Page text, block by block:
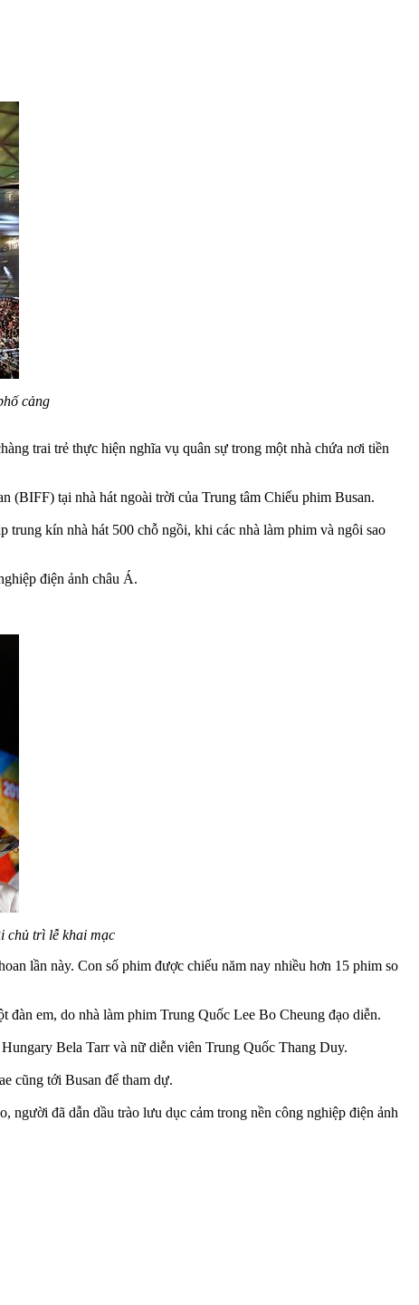
cảng
trai trẻ thực hiện nghĩa vụ quân sự trong một nhà chứa nơi tiền
(BIFF) tại nhà hát ngoài trời của Trung tâm Chiếu phim Busan.
trung kín nhà hát 500 chỗ ngồi, khi các nhà làm phim và ngôi sao
điện ảnh châu Á.
chủ trì lễ khai mạc
lần này. Con số phim được chiếu năm nay nhiều hơn 15 phim so
em, do nhà làm phim Trung Quốc Lee Bo Cheung đạo diễn.
Bela Tarr và nữ diễn viên Trung Quốc Thang Duy.
cũng tới Busan để tham dự.
đã dẫn dầu trào lưu dục cảm trong nền công nghiệp điện ảnh